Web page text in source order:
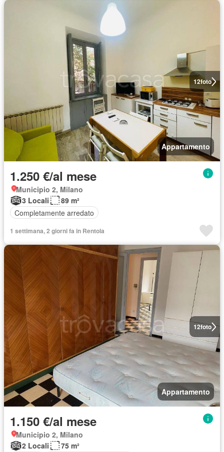
12foto
Appartamento
1.250 €/al mese
Municipio 2, Milano
3 Locali
89 m²
Completamente arredato
1 settimana, 2 giorni fa in Rentola
12foto
Appartamento
1.150 €/al mese
Municipio 2, Milano
2 Locali
75 m²